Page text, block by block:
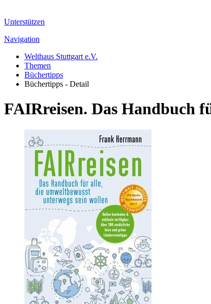
Unterstützen
Navigation
Welthaus Stuttgart e.V.
Themen
Büchertipps
Büchertipps - Detail
FAIRreisen. Das Handbuch